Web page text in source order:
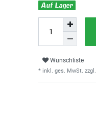
Auf Lager
Wunschliste
* inkl. ges. MwSt. zzgl.